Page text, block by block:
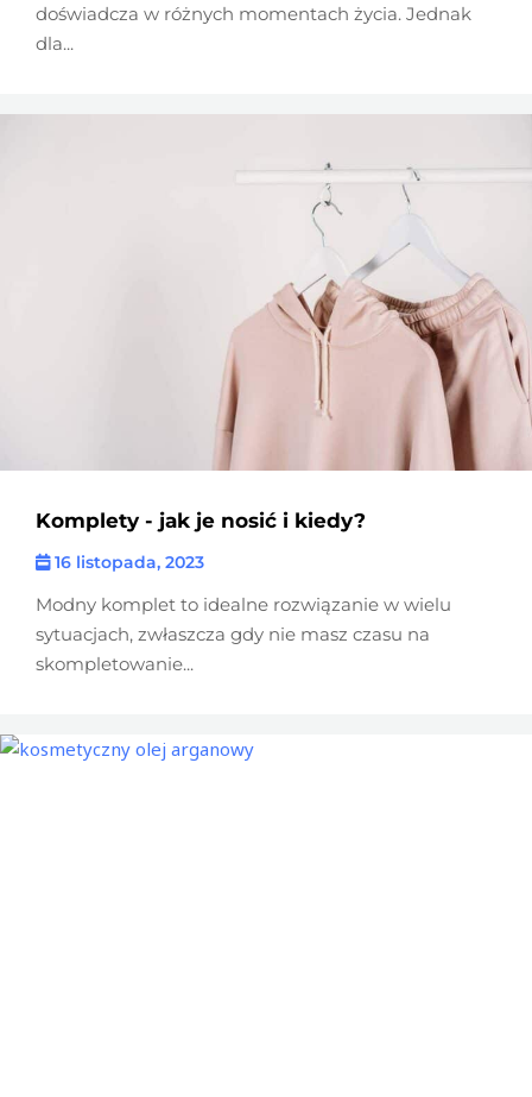
doświadcza w różnych momentach życia. Jednak
dla...
Komplety - jak je nosić i kiedy?
16 listopada, 2023
Modny komplet to idealne rozwiązanie w wielu
sytuacjach, zwłaszcza gdy nie masz czasu na
skompletowanie...